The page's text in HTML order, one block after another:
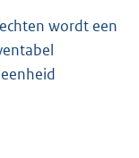
wordt een